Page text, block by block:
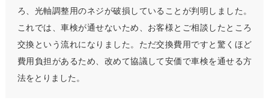
ろ、光軸調整用のネジが破損していることが判明しました。
これでは、車検が通せないため、お客様とご相談したところ
交換という流れになりました。ただ交換費用ですと驚くほど
費用負担があるため、改めて協議して安価で車検を通せる方
法をとりました。